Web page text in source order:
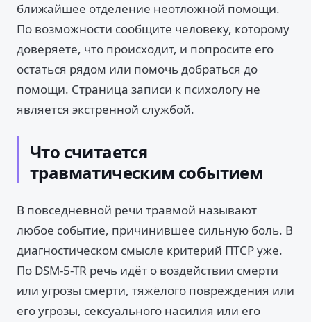
ближайшее отделение неотложной помощи.
По возможности сообщите человеку, которому
доверяете, что происходит, и попросите его
остаться рядом или помочь добраться до
помощи. Страница записи к психологу не
является экстренной службой.
Что считается
травматическим событием
В повседневной речи травмой называют
любое событие, причинившее сильную боль. В
диагностическом смысле критерий ПТСР уже.
По DSM-5-TR речь идёт о воздействии смерти
или угрозы смерти, тяжёлого повреждения или
его угрозы, сексуального насилия или его